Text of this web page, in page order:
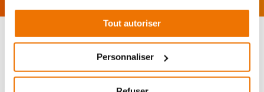
Tout autoriser
Personnaliser